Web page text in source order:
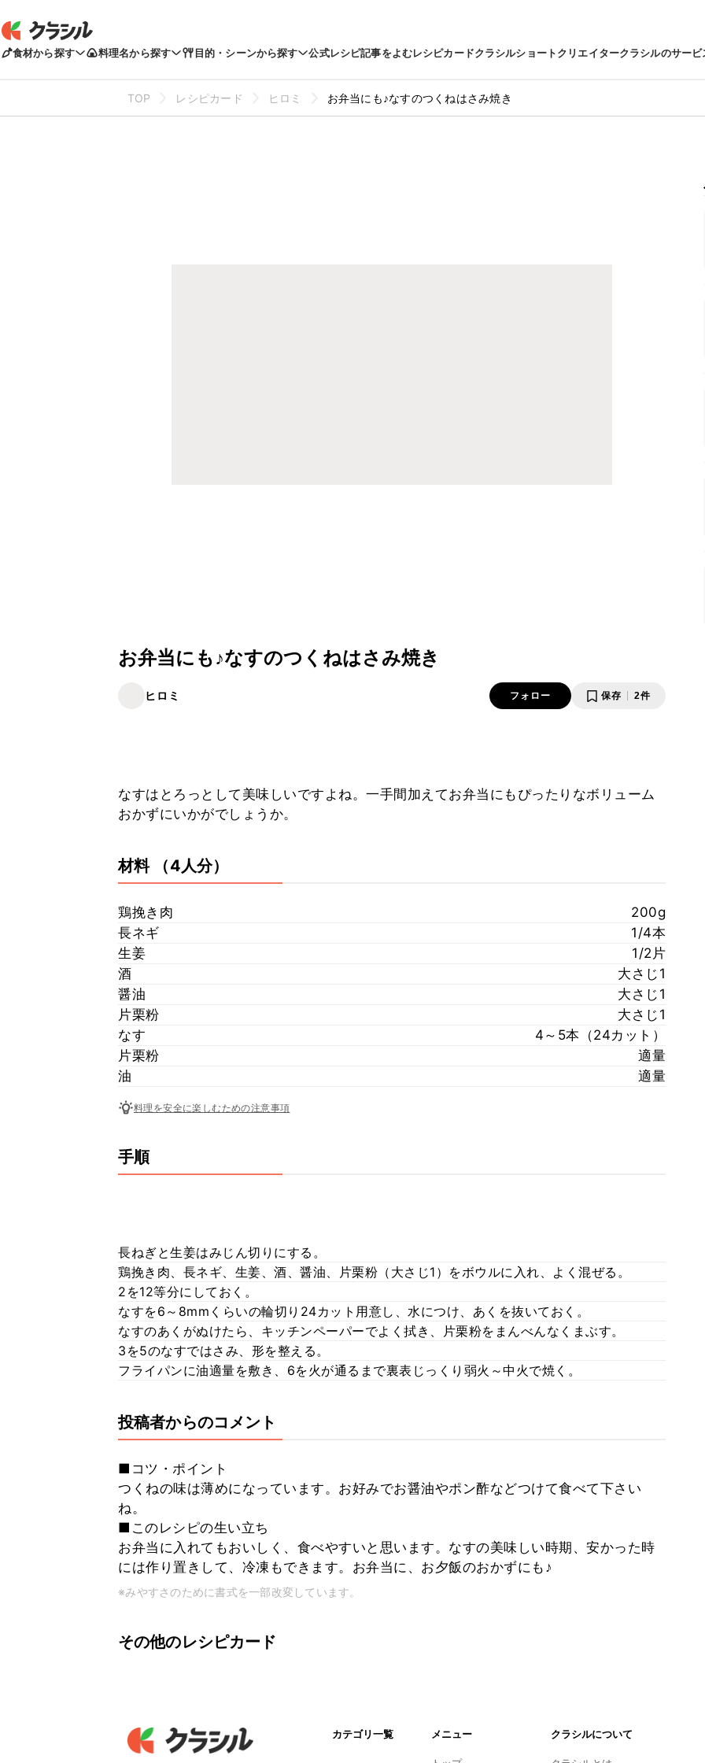
食材から探す 料理名から探す 目的・シーンから探す 公式レシピ記事をよむレシピカードクラシルショートクリエイタークラシルのサービ
TOP レシピカード ヒロミ お弁当にも♪なすのつくねはさみ焼き
お弁当にも♪なすのつくねはさみ焼き
ヒロミ フォロー 保存 2件
なすはとろっとして美味しいですよね。一手間加えてお弁当にもぴったりなボリューム
おかずにいかがでしょうか。
材料 （4人分）
鶏挽き肉
200g
長ネギ
1/4本
生姜
1/2片
酒
大さじ1
醤油
大さじ1
片栗粉
大さじ1
なす
4～5本（24カット）
片栗粉
適量
油
適量
料理を安全に楽しむための注意事項
手順
長ねぎと生姜はみじん切りにする。
鶏挽き肉、長ネギ、生姜、酒、醤油、片栗粉（大さじ1）をボウルに入れ、よく混ぜる。
2を12等分にしておく。
なすを6～8mmくらいの輪切り24カット用意し、水につけ、あくを抜いておく。
なすのあくがぬけたら、キッチンペーパーでよく拭き、片栗粉をまんべんなくまぶす。
3を5のなすではさみ、形を整える。
フライパンに油適量を敷き、6を火が通るまで裏表じっくり弱火～中火で焼く。
投稿者からのコメント
■コツ・ポイント
つくねの味は薄めになっています。お好みでお醤油やポン酢などつけて食べて下さい
ね。
■このレシピの生い立ち
お弁当に入れてもおいしく、食べやすいと思います。なすの美味しい時期、安かった時
には作り置きして、冷凍もできます。お弁当に、お夕飯のおかずにも♪
※みやすさのために書式を一部改変しています。
その他のレシピカード
カテゴリ一覧 メニュー クラシルについて